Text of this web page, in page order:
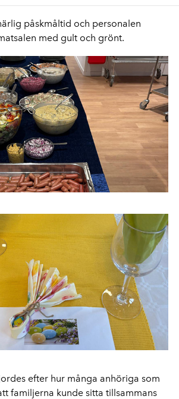
påskmåltid och personalen
med gult och grönt.
efter hur många anhöriga som
familjerna kunde sitta tillsammans